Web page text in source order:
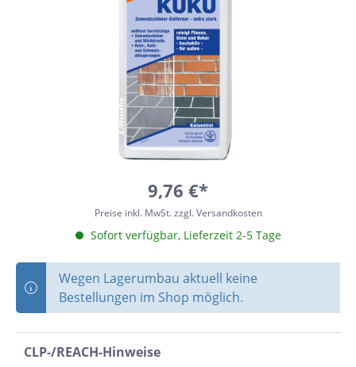
9,76 €*
Preise inkl. MwSt. zzgl. Versandkosten
Sofort verfügbar, Lieferzeit 2-5 Tage
Wegen Lagerumbau aktuell keine
Bestellungen im Shop möglich.
CLP-/REACH-Hinweise